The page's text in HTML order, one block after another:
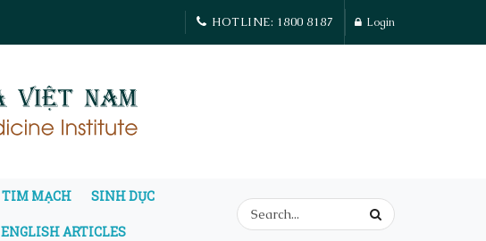
HOTLINE: 1800 8187 Login
TIM MẠCH SINH DỤC
ENGLISH ARTICLES